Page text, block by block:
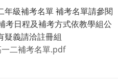
年級補考名單 補考名單請參閱
考日程及補考方式依教學組公
疑義請洽註冊組
二補考名單.pdf